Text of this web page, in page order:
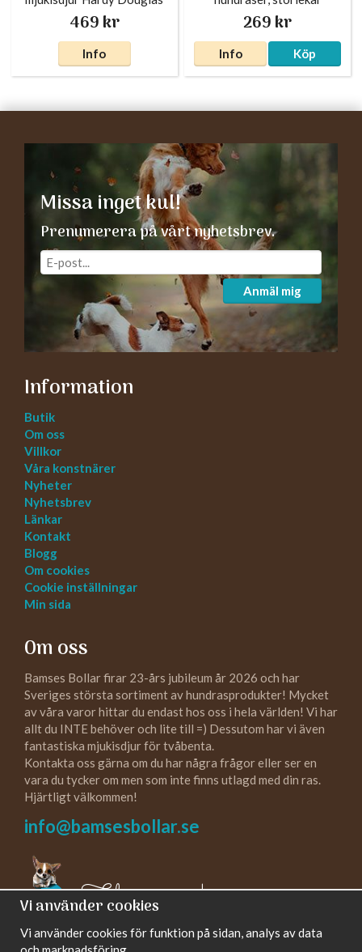
469 kr
Info
269 kr
Info Köp
Missa inget kul!
Prenumerera på vårt nyhetsbrev.
Anmäl mig
Information
Butik
Om oss
Villkor
Våra konstnärer
Nyheter
Nyhetsbrev
Länkar
Kontakt
Blogg
Om cookies
Cookie inställningar
Min sida
Om oss
Bamses Bollar firar 23-års jubileum år 2026 och har
Sveriges största sortiment av hundrasprodukter! Mycket
av våra varor hittar du endast hos oss i hela världen! Vi har
allt du INTE behöver och lite till =) Dessutom har vi även
fantastiska mjukisdjur för tvåbenta.
Kontakta oss gärna om du har några frågor eller ser en
vara du tycker om men som inte finns utlagd med din ras.
Hjärtligt välkommen!
info@bamsesbollar.se
Följ oss gärna!
Vi använder cookies
Vi använder cookies för funktion på sidan, analys av data